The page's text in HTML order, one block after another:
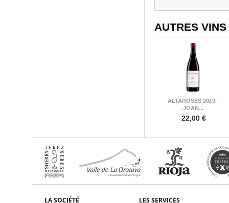
AUTRES
ALTAROSES 2019 -
JOAN...
22,00 €
LA SOCIÉTÉ LES SERVICES